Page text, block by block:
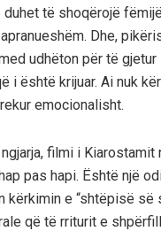
të shoqërojë
Dhe,
udhëton për të
i është krijuar. Ai nuk
emocionalisht.
filmi i
pas hapi. Është një
kërkimin e “shtëpisë
që të rriturit e